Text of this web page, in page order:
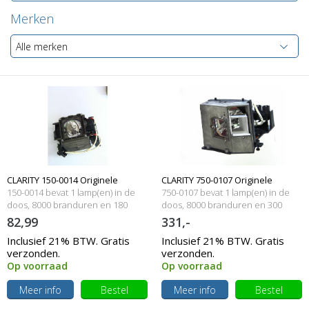
Merken
Alle merken
CLARITY 150-0014 Originele
lampmodule
150-0014 bevat 1 lamp(en) in de
doos, 8000 branduren en 180
Watt
82,99
Inclusief 21% BTW. Gratis
verzonden.
Op voorraad
Meer info
Bestel
CLARITY 750-0107 Originele
lampmodule
750-0107 bevat 1 lamp(en) in de
doos, 8000 branduren en 300
Watt
331,-
Inclusief 21% BTW. Gratis
verzonden.
Op voorraad
Meer info
Bestel